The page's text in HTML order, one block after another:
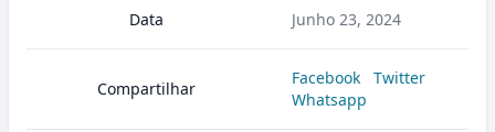
Data Junho 23, 2024
Compartilhar
Facebook
Twitter
Whatsapp